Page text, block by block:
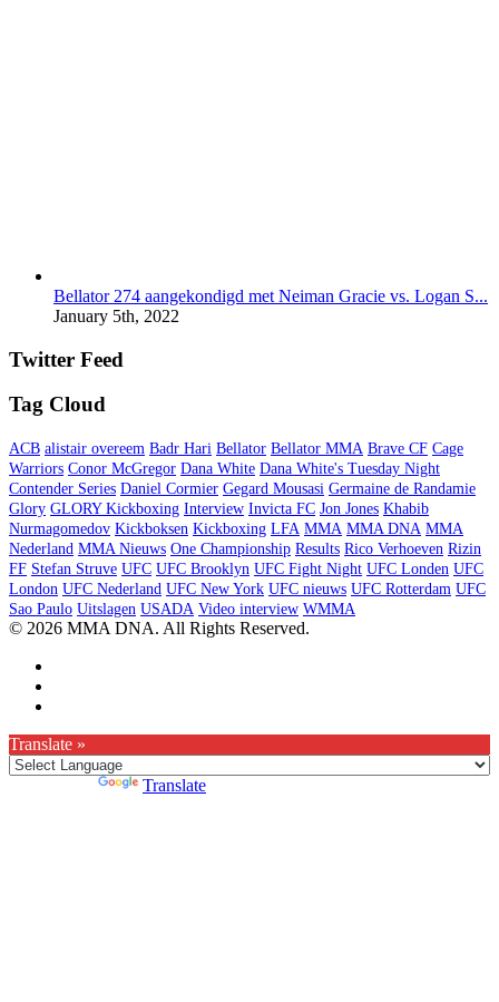
Bellator 274 aangekondigd met Neiman Gracie vs. Logan S...
January 5th, 2022
Twitter Feed
Tag Cloud
ACB alistair overeem Badr Hari Bellator Bellator MMA Brave CF Cage
Warriors Conor McGregor Dana White Dana White's Tuesday Night
Contender Series Daniel Cormier Gegard Mousasi Germaine de Randamie
Glory GLORY Kickboxing Interview Invicta FC Jon Jones Khabib
Nurmagomedov Kickboksen Kickboxing LFA MMA MMA DNA MMA
Nederland MMA Nieuws One Championship Results Rico Verhoeven Rizin
FF Stefan Struve UFC UFC Brooklyn UFC Fight Night UFC Londen UFC
London UFC Nederland UFC New York UFC nieuws UFC Rotterdam UFC
Sao Paulo Uitslagen USADA Video interview WMMA
© 2026 MMA DNA. All Rights Reserved.
Translate »
Translate